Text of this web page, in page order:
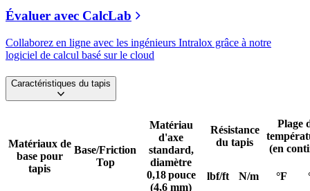
Évaluer avec CalcLab
Collaborez en ligne avec les ingénieurs Intralox grâce à notre
logiciel de calcul basé sur le cloud
Caractéristiques du tapis
Matériaux de
base pour
tapis
Base/Friction
Top
Matériau
d'axe
standard,
diamètre
0,18 pouce
(4,6 mm)
Résistance
du tapis
Plage
(en
lbf/ft N/m °F